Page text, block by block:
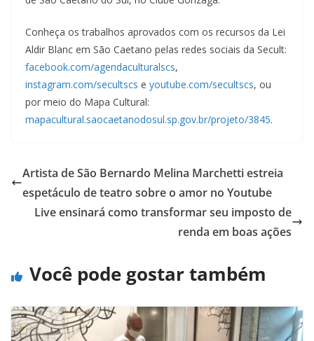
Conheça os trabalhos aprovados com os recursos da Lei
Aldir Blanc em São Caetano pelas redes sociais da Secult:
facebook.com/agendaculturalscs,
instagram.com/secultscs e youtube.com/secultscs, ou
por meio do Mapa Cultural:
mapacultural.saocaetanodosul.sp.gov.br/projeto/3845.
Artista de São Bernardo Melina Marchetti estreia
espetáculo de teatro sobre o amor no Youtube
Live ensinará como transformar seu imposto de
renda em boas ações
Você pode gostar também